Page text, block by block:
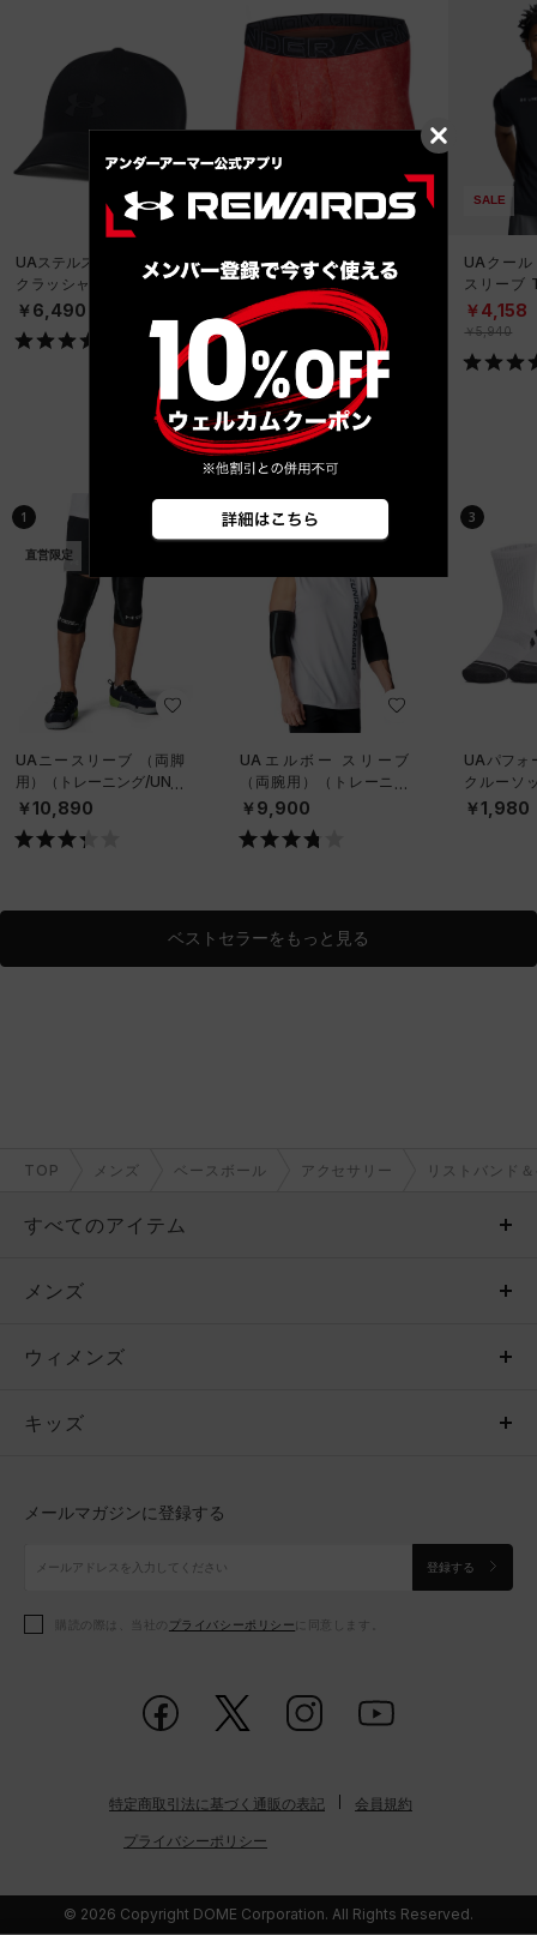
UAステルスフォーム アン
クラッシャブル キャップ
（ライフスタイル/UNISE
￥6,490
UAパフォーマンステック
6インチ ノベルティ アン
ダーウェア（トレーニン
グ/MEN）
￥2,970
SALE
UAクール
スリーブ
ーニング/
￥4,158
￥5,940
ベストセラー
1
直営限定
UAニースリーブ （両脚
用）（トレーニング/UNIS
EX）
￥10,890
2
UAエルボー スリーブ
（両腕用）（トレーニン
グ/UNISEX）
￥9,900
3
UAパフォ
クルーソ
ット）（
￥1,980
ベストセラーをもっと見る
TOP メンズ ベースボール アクセサリー リストバンド
すべてのアイテム
メンズ
ウィメンズ
キッズ
アクセサリー
メンズ
トップス
ボトムス
アクセサリー
ウィメンズ
トップス
シューズ
アクセサリー
キッズ
シューズ
メールマガジンに登録する
登録する
購読の際は、当社の プライバシーポリシー に同意します。
特定商取引法に基づく通販の表記 会員規約
プライバシーポリシー
© 2026 Copyright DOME Corporation. All Rights Reserved.